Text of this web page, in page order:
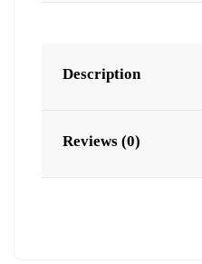
Description
Reviews (0)